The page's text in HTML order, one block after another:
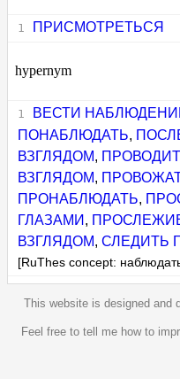
ПРИСМОТРЕТЬСЯ
hypernym
ВЕСТИ
ПОНАБЛЮДАТЬ,
ВЗГЛЯДОМ,
ВЗГЛЯДОМ,
ПРОНАБЛЮДАТЬ,
ГЛАЗАМИ ,
ВЗГЛЯДОМ,СЛЕДИТЬ
[RuThes concept:
This website is designed and
Feel free to tell me how to